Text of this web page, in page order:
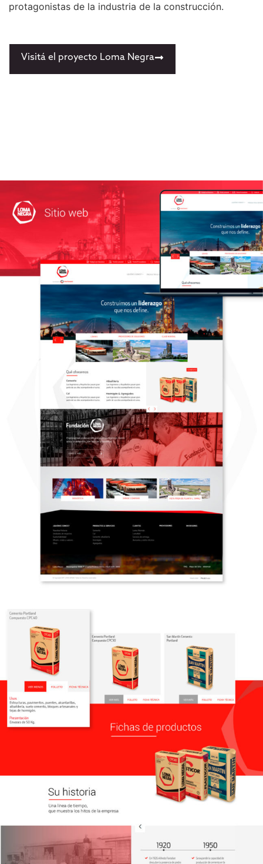
protagonistas de la industria de la construcción.
Visitá el proyecto Loma Negra